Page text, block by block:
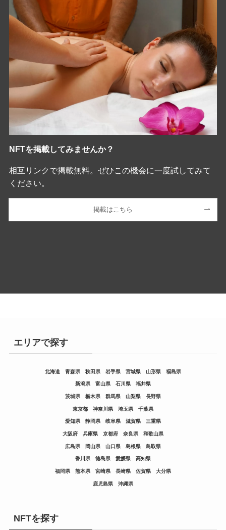
NFTを掲載してみませんか？
相互リンクで掲載無料。ぜひこの機会に一度試してみて
ください。
掲載はこちら
エリアで探す
北海道 青森県 秋田県 岩手県 宮城県 山形県 福島県
新潟県 富山県 石川県 福井県
茨城県 栃木県 群馬県 山梨県 長野県
東京都 神奈川県 埼玉県 千葉県
愛知県 静岡県 岐阜県 滋賀県 三重県
大阪府 兵庫県 京都府 奈良県 和歌山県
広島県 岡山県 山口県 島根県 鳥取県
香川県 徳島県 愛媛県 高知県
福岡県 熊本県 宮崎県 長崎県 佐賀県 大分県
鹿児島県 沖縄県
NFTを探す